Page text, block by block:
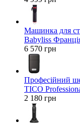
Машинка для
Babyliss
6 570 грн
Професійний
TICO
2 180 грн